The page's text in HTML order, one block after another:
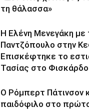
τη θάλασσα»
Η Ελένη Μενεγάκη με
Παντζόπουλο στην
Επισκέφτηκε το
Τασίας στο Φισκάρδο
Ο Ρόμπερτ Πάτινσον
παιδόφιλο στο